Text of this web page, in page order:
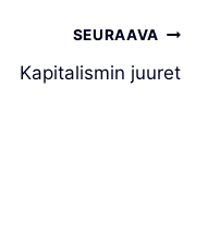
SEURAAVA
Kapitalismin juuret